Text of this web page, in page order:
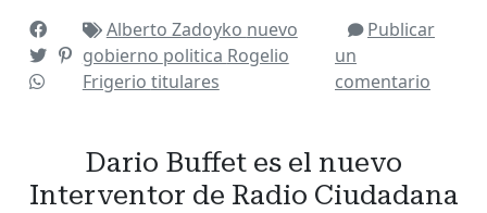
Alberto Zadoyko nuevo
gobierno politica Rogelio
Frigerio titulares
Publicar
un
comentario
Dario Buffet es el nuevo
Interventor de Radio Ciudadana